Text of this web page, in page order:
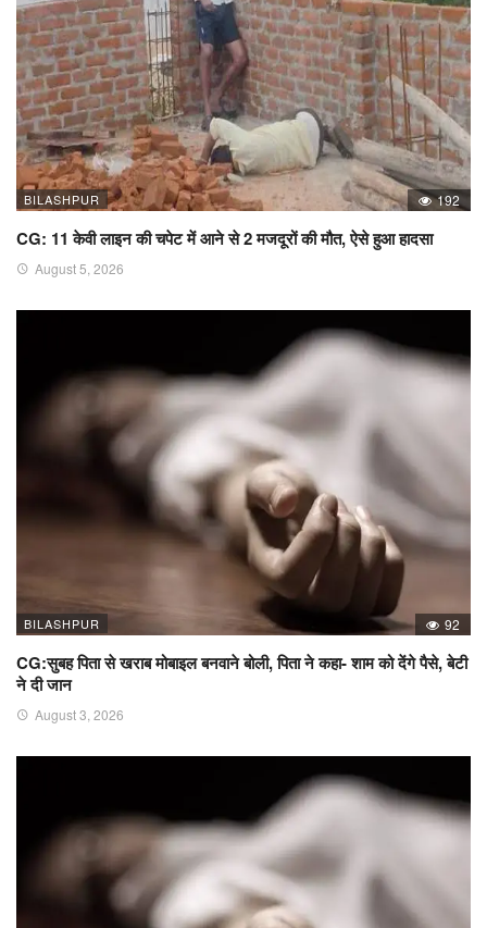
BILASHPUR 192
CG: 11 केवी लाइन की चपेट में आने से 2 मजदूरों की मौत, ऐसे हुआ हादसा
August 5, 2026
BILASHPUR 92
CG:सुबह पिता से खराब मोबाइल बनवाने बोली, पिता ने कहा- शाम को देंगे पैसे, बेटी
ने दी जान
August 3, 2026